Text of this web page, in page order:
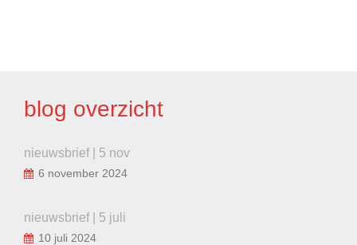
blog overzicht
nieuwsbrief | 5 nov
6 november 2024
nieuwsbrief | 5 juli
10 juli 2024